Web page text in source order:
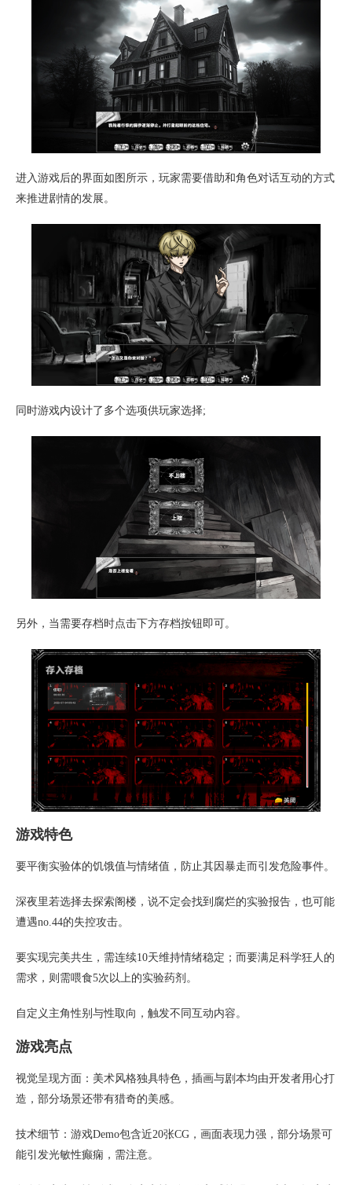
进入游戏后的界面如图所示，玩家需要借助和角色对话互动的方式
来推进剧情的发展。
同时游戏内设计了多个选项供玩家选择;
另外，当需要存档时点击下方存档按钮即可。
游戏特色
要平衡实验体的饥饿值与情绪值，防止其因暴走而引发危险事件。
深夜里若选择去探索阁楼，说不定会找到腐烂的实验报告，也可能
遭遇no.44的失控攻击。
要实现完美共生，需连续10天维持情绪稳定；而要满足科学狂人的
需求，则需喂食5次以上的实验药剂。
自定义主角性别与性取向，触发不同互动内容。
游戏亮点
视觉呈现方面：美术风格独具特色，插画与剧本均由开发者用心打
造，部分场景还带有猎奇的美感。
技术细节：游戏Demo包含近20张CG，画面表现力强，部分场景可
能引发光敏性癫痫，需注意。